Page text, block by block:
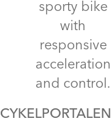
sporty bike
with
responsive
acceleration
and control.
CYKELPORTALEN